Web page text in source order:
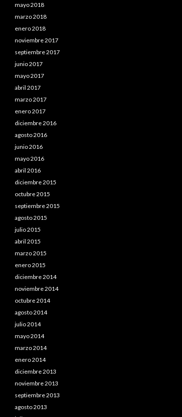
mayo 2018
marzo 2018
enero 2018
noviembre 2017
septiembre 2017
junio 2017
mayo 2017
abril 2017
marzo 2017
enero 2017
diciembre 2016
agosto 2016
junio 2016
mayo 2016
abril 2016
diciembre 2015
octubre 2015
septiembre 2015
agosto 2015
julio 2015
abril 2015
marzo 2015
enero 2015
diciembre 2014
noviembre 2014
octubre 2014
agosto 2014
julio 2014
mayo 2014
marzo 2014
enero 2014
diciembre 2013
noviembre 2013
septiembre 2013
agosto 2013